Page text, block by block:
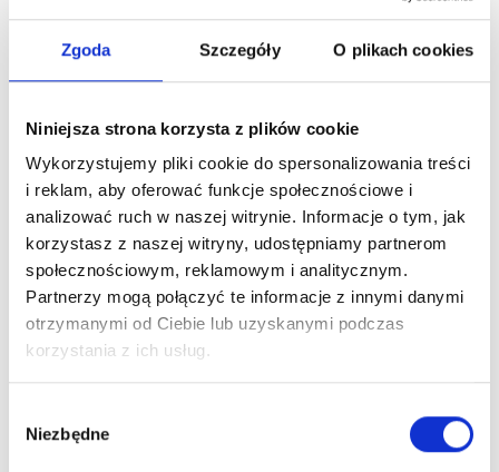
Zgoda Szczegóły O plikach cookies
Niniejsza strona korzysta z plików cookie
Wykorzystujemy pliki cookie do spersonalizowania treści
i reklam, aby oferować funkcje społecznościowe i
analizować ruch w naszej witrynie. Informacje o tym, jak
korzystasz z naszej witryny, udostępniamy partnerom
społecznościowym, reklamowym i analitycznym.
Partnerzy mogą połączyć te informacje z innymi danymi
otrzymanymi od Ciebie lub uzyskanymi podczas
korzystania z ich usług.
zgody
Niezbędne
Komentarze
Brak komentarzy. Skomentuj tą prace jako pierwszy.
Zaloguj się,żeby móc dodawać komentarze.